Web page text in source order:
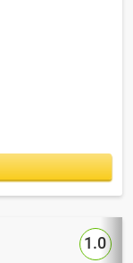
1.0